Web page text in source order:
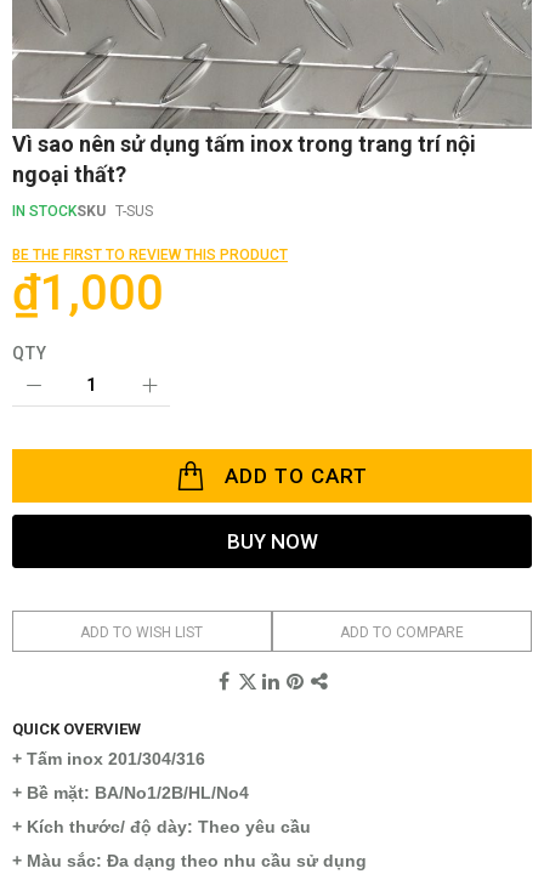
Skip
the
of
images
gallery
Vì sao nên sử dụng tấm inox trong trang trí nội
ngoại thất?
IN STOCKSKU T-SUS
BE THE FIRST TO REVIEW THIS PRODUCT
₫1,000
QTY
ADD TO CART
BUY NOW
ADD TO WISH LIST ADD TO COMPARE
QUICK OVERVIEW
+ Tấm inox 201/304/316
+ Bề mặt: BA/No1/2B/HL/No4
+ Kích thước/ độ dày: Theo yêu cầu
+ Màu sắc: Đa dạng theo nhu cầu sử dụng